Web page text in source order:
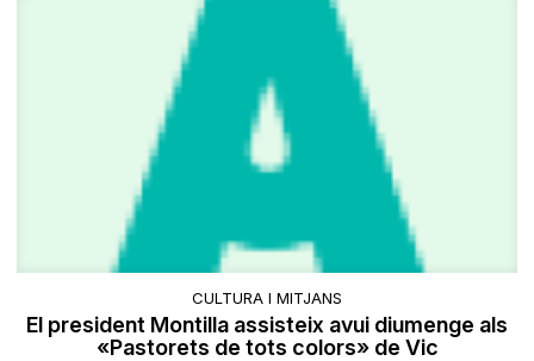
CULTURA I MITJANS
El president Montilla assisteix avui diumenge als
«Pastorets de tots colors» de Vic